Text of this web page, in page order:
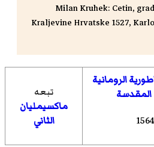
Milan Kruhek: Cetin,
Kraljevine Hrvatske 1527,
الرومانية
المقدسة
تبعه
ماكسيمليان
الثاني